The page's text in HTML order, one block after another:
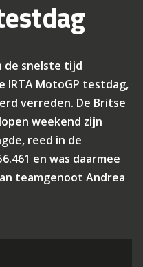
de snelste tijd
MotoGP testdag,
verreden. De Britse
weekend zijn
reed in de
en was daarmee
teamgenoot Andrea